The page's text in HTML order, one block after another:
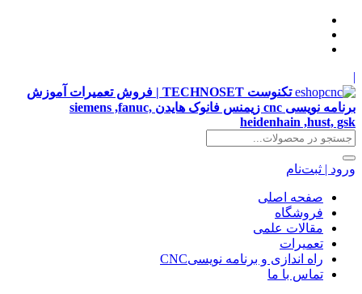
|
تکنوست TECHNOSET | فروش تعمیرات آموزش
برنامه نویسی cnc زیمنس فانوک هایدن siemens ,fanuc,
heidenhain ,hust, gsk
ورود | ثبت‌نام
صفحه اصلی
فروشگاه
مقالات علمی
تعمیرات
راه اندازی و برنامه نویسیCNC
تماس با ما